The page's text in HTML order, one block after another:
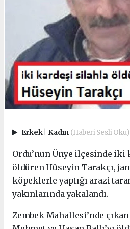
Erkek Kadın (Haberi Sesli Oku)
Ordu’nun Ünye ilçesinde iki
öldüren Hüseyin Tarakçı,
köpeklerle yaptığı arazi
yakınlarında yakalandı.
Zembek Mahallesi’nde